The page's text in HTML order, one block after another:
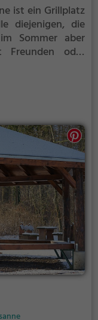
ist ein Grillplatz
diejenigen, die
Sommer aber
oder